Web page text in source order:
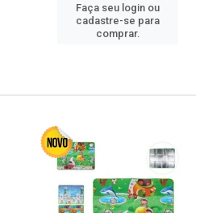
Faça seu login ou
cadastre-se para
comprar.